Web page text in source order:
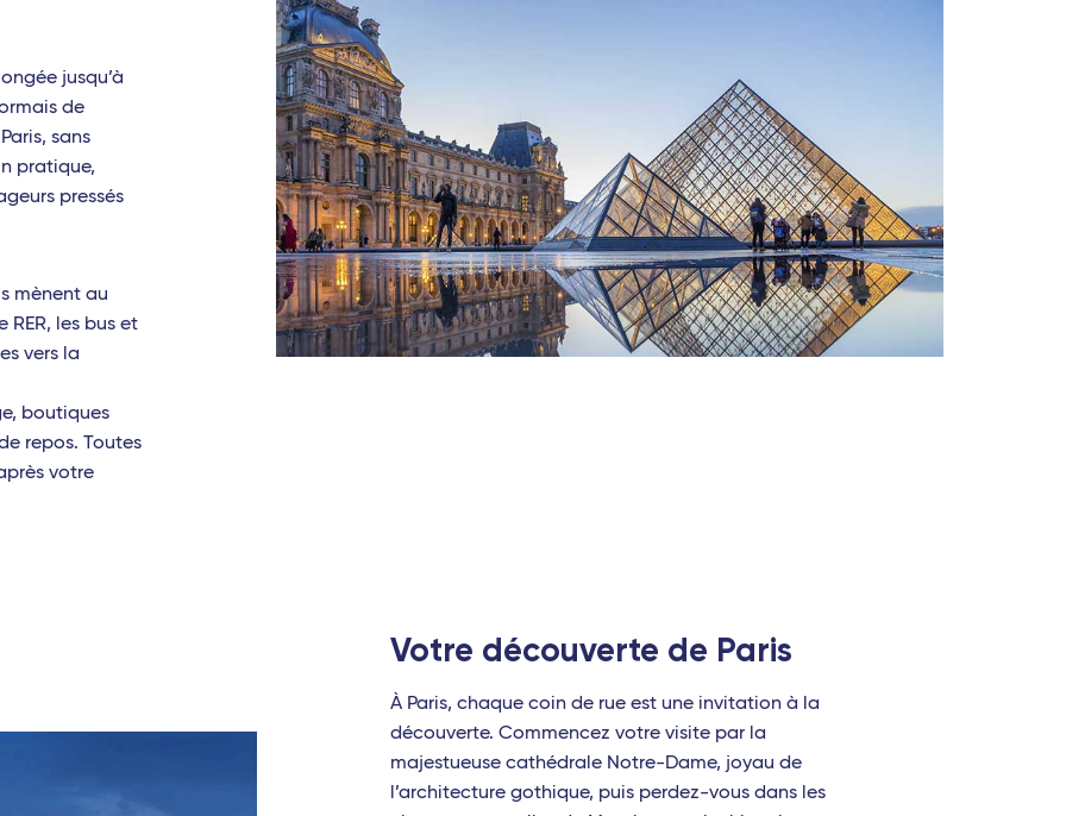
jusqu’à
de
sans
pratique,
pressés
mènent au
RER, les bus et
vers la
boutiques
repos. Toutes
votre
Votre découverte de Paris
À Paris, chaque coin de rue est une invitation à la
découverte. Commencez votre visite par la
majestueuse cathédrale Notre-Dame, joyau de
l’architecture gothique, puis perdez-vous dans les